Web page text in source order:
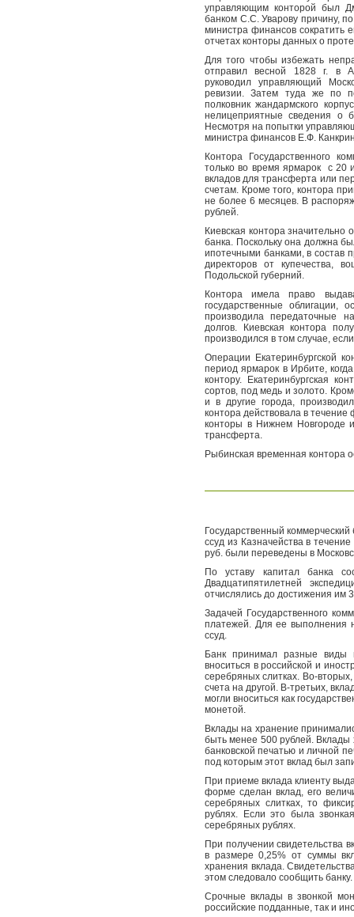
управляющим конторой был
банком С.С. Уварову причину,
министра финансов сократить
отчетах конторы данных о
Для того чтобы избежать
отправил весной 1828 г. в
руководил управляющий
ревизии. Затем туда же по
полковник жандармского
нелицеприятные сведения о
Несмотря на попытки
министра финансов Е.Ф.
Контора Государственного
только во время ярмарок
с 20
вкладов для трансферта или
счетам. Кроме того, контора
не более 6 месяцев. В
рублей.
Киевская контора значительно
банка. Поскольку она должна
ипотечными банками, в состав
директоров от купечества,
Подольской губерний.
Контора имела право
государственные облигации,
производила передаточные
долгов. Киевская контора
производился в том случае,
Операции Екатеринбургской
период ярмарок в Ирбите,
контору. Екатеринбургская
сортов, под медь и золото.
и в другие города,
контора действовала в
конторы в Нижнем Новгороде
трансферта.
Рыбинская временная контора
Государственный
ссуд из Казначейства в
руб. были переведены в
По уставу капитал банка
Двадцатипятилетней
отчислялись до достижения им
Задачей Государственного
платежей. Для ее выполнения
ссуд.
Банк принимал разные виды
вноситься в российской и
серебряных слитках. Во-
счета на другой. В-третьих,
могли вноситься как
монетой.
Вклады на хранение
быть менее 500 рублей. Вклады
банковской печатью и личной
под которым этот вклад был
При приеме вклада клиенту
форме сделан вклад, его
серебряных слитках, то
рублях. Если это была
серебряных рублях.
При получении свидетельства
в размере 0,25% от суммы
хранения вклада.
этом следовало сообщить банку.
Срочные вклады в звонкой
российские подданные, так и